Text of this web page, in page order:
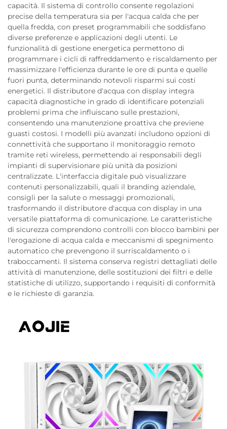
capacità. Il sistema di controllo consente regolazioni
precise della temperatura sia per l'acqua calda che per
quella fredda, con preset programmabili che soddisfano
diverse preferenze e applicazioni degli utenti. Le
funzionalità di gestione energetica permettono di
programmare i cicli di raffreddamento e riscaldamento per
massimizzare l'efficienza durante le ore di punta e quelle
fuori punta, determinando notevoli risparmi sui costi
energetici. Il distributore d'acqua con display integra
capacità diagnostiche in grado di identificare potenziali
problemi prima che influiscano sulle prestazioni,
consentendo una manutenzione proattiva che previene
guasti costosi. I modelli più avanzati includono opzioni di
connettività che supportano il monitoraggio remoto
tramite reti wireless, permettendo ai responsabili degli
impianti di supervisionare più unità da posizioni
centralizzate. L'interfaccia digitale può visualizzare
contenuti personalizzabili, quali il branding aziendale,
consigli per la salute o messaggi promozionali,
trasformando il distributore d'acqua con display in una
versatile piattaforma di comunicazione. Le caratteristiche
di sicurezza comprendono controlli con blocco bambini per
l'erogazione di acqua calda e meccanismi di spegnimento
automatico che prevengono il surriscaldamento o i
traboccamenti. Il sistema conserva registri dettagliati delle
attività di manutenzione, delle sostituzioni dei filtri e delle
statistiche di utilizzo, supportando i requisiti di conformità
e le richieste di garanzia.